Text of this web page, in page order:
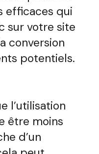
efficaces qui
sur votre site
conversion
potentiels.
l’utilisation
être moins
d’un